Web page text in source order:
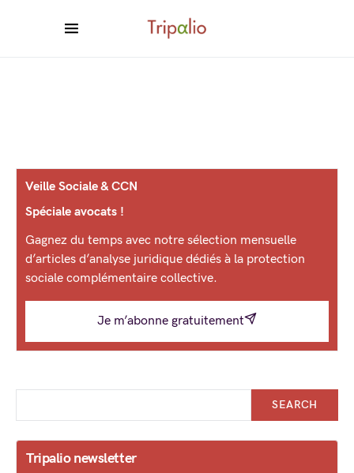
Veille Sociale & CCN
Spéciale avocats !
Gagnez du temps avec notre sélection mensuelle
d’articles d’analyse juridique dédiés à la protection
sociale complémentaire collective.
Je m’abonne gratuitement
SEARCH
Tripalio newsletter